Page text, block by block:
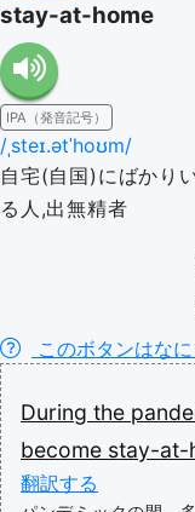
stay-at-home
IPA（発音記号）
/ˌsteɪ.ətˈhoʊm/
自宅(自国)にばかり
る人,出無精者
このボタンはなに
During the
become stay-at-
翻訳する